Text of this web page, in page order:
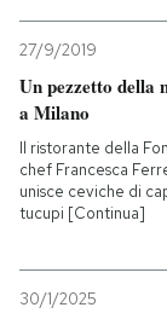
27/9/2019
Un pezzetto della
a Milano
Il ristorante della
chef Francesca
unisce ceviche di
tucupi [Continua]
30/1/2025